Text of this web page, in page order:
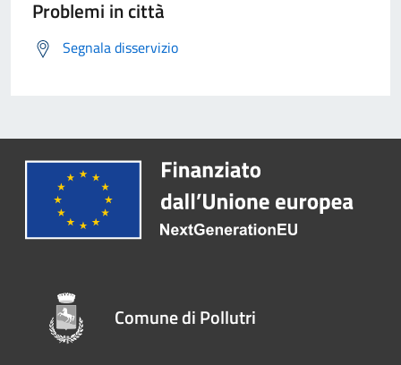
Problemi in città
Segnala disservizio
Comune di Pollutri